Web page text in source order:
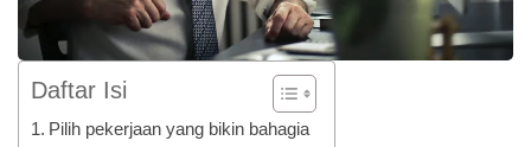
Daftar Isi
Pilih pekerjaan yang bikin bahagia